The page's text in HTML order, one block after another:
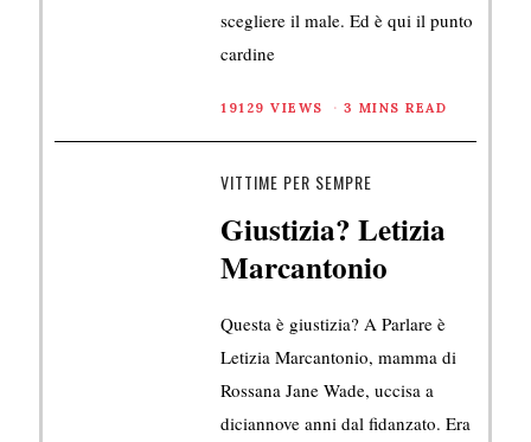
scegliere il male. Ed è qui il punto
cardine
19129 VIEWS 3 MINS READ
VITTIME PER SEMPRE
Giustizia? Letizia
Marcantonio
Questa è giustizia? A Parlare è
Letizia Marcantonio, mamma di
Rossana Jane Wade, uccisa a
diciannove anni dal fidanzato. Era